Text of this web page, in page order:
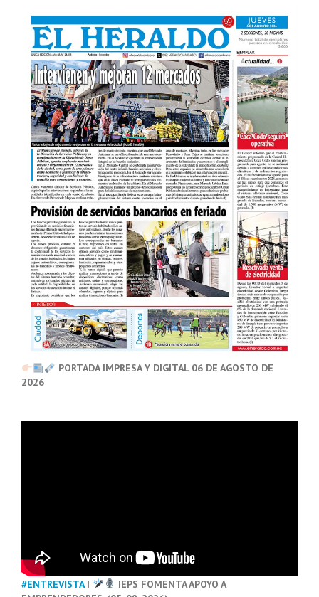
PORTADA IMPRESA Y DIGITAL 06 DE AGOSTO DE
2026
#ENTREVISTA|
IEPS FOMENTA APOYO A